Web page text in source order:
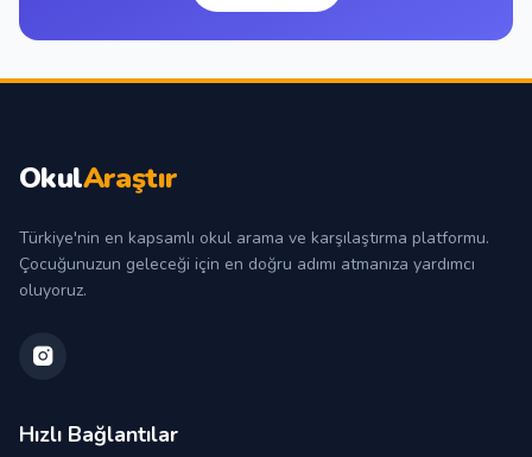
OkulAraştır
Türkiye'nin en kapsamlı okul arama ve karşılaştırma platformu.
Çocuğunuzun geleceği için en doğru adımı atmanıza yardımcı
oluyoruz.
Hızlı Bağlantılar